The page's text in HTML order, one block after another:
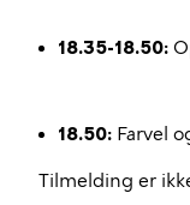
18.35-18.50:
18.50: Farvel
Tilmelding er